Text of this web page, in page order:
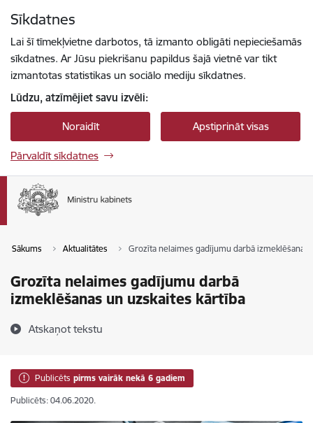
Sīkdatnes
Lai šī tīmekļvietne darbotos, tā izmanto obligāti nepieciešamās
sīkdatnes. Ar Jūsu piekrišanu papildus šajā vietnē var tikt
izmantotas statistikas un sociālo mediju sīkdatnes.
Lūdzu, atzīmējiet savu izvēli:
Noraidīt Apstiprināt visas
Pārvaldīt sīkdatnes
Sākums Aktualitātes Grozīta nelaimes gadījumu darbā izmeklēšanas
Grozīta nelaimes gadījumu darbā
izmeklēšanas un uzskaites kārtība
Atskaņot tekstu
Publicēts pirms vairāk nekā 6 gadiem
Publicēts: 04.06.2020.